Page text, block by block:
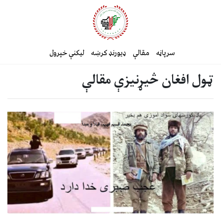
سرپاڼه مقالې ډیورنډ کرښه لیکنې خپرول
ټول افغان څیړنیزې مقالې